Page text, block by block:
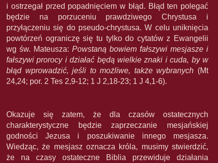
i ostrzegał przed popadnięciem w błąd. Błąd ten polegać
będzie na porzuceniu prawdziwego Chrystusa i
przyłączeniu się do pseudo-chrystusa. W celu uniknięcia
powtórzeń ograniczę się tu tylko do cytatów z Ewangelii
wg św. Mateusza: Powstaną bowiem fałszywi mesjasze i
fałszywi prorocy i działać będą wielkie znaki i cuda, by w
błąd wprowadzić, jeśli to możliwe, także wybranych (Mt
24,24; por. 2 Tes 2,9-12; 1 J 2,18-23; 1 J 4,1-6).
Okazuje się zatem, że dla czasów ostatecznych
charakterystyczne będzie zaprzeczanie mesjańskiej
godności Jezusa i poszukiwanie innego mesjasza.
Wiedząc, że mesjasz oznacza króla, musimy stwierdzić,
że na czasy ostateczne Biblia przewiduje działania